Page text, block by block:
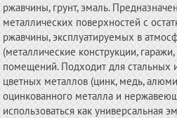
ржавчины, грунт, эмаль.
металлических поверхностей с
ржавчины, эксплуатируемых в
(металлические конструкции,
помещений. Подходит для стальных
цветных металлов (цинк, медь,
оцинкованного металла и
использоваться как универсальная